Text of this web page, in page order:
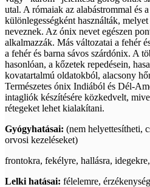
utal. A rómaiak az alabástrommal és
különlegességként használták,
neveznek. Az ónix nevet egészen
alkalmazzák. Más változatai a fehér
a fehér és barna sávos szárdónix. A
hasonlóan, a kőzetek repedésein,
kovatartalmú oldatokból, alacsony
Természetes ónix Indiából és Dél-
intagliók készítésére közkedvelt,
rétegeket lehet kialakítani.
Gyógyhatásai: (nem helyettesítheti,
orvosi kezeléseket)
frontokra, fekélyre, hallásra,
Lelki hatásai: félelemre,